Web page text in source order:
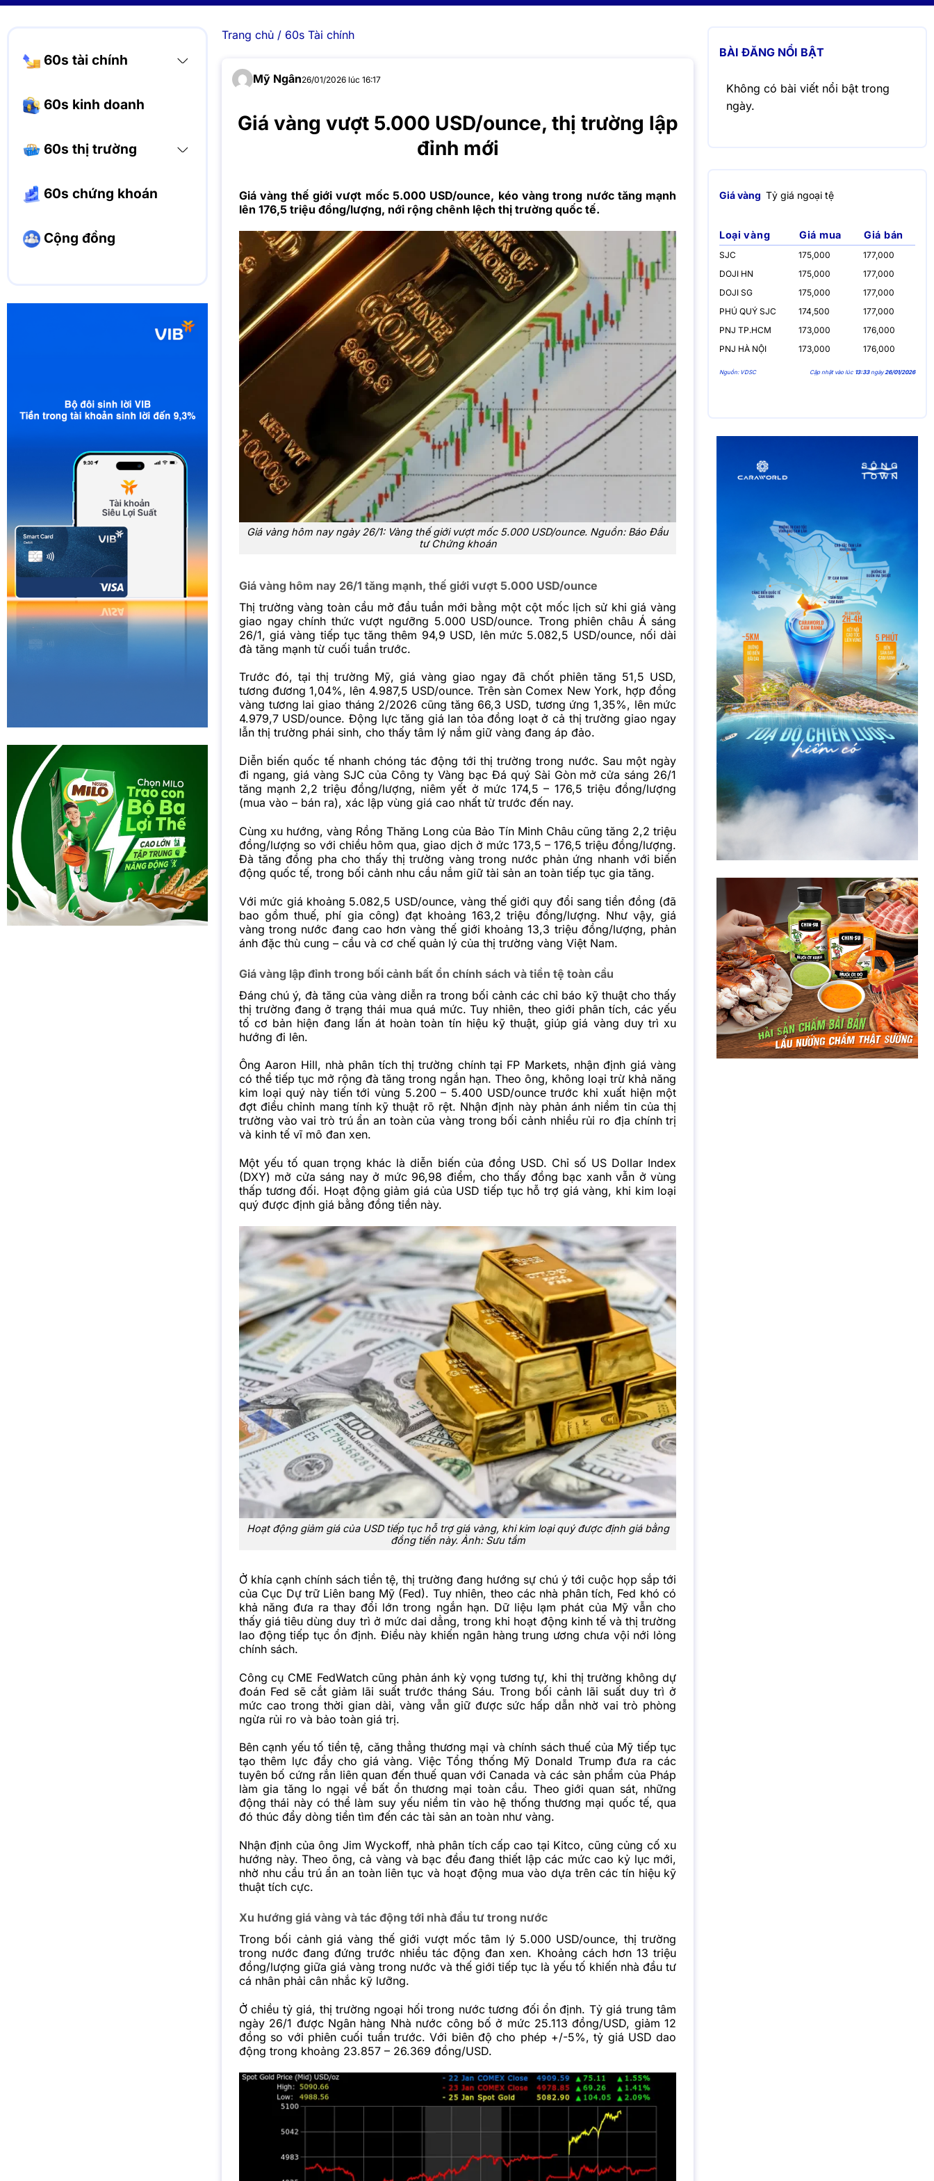
60s tài chính
60s kinh doanh
60s thị trường
60s chứng khoán
Cộng đồng
Trang chủ/ 60s Tài chính
Mỹ Ngân26/01/2026 lúc 16:17
Giá vàng vượt 5.000 USD/ounce, thị trường lập
đỉnh mới
Giá vàng thế giới vượt mốc 5.000 USD/ounce, kéo vàng trong nước tăng mạnh
lên 176,5 triệu đồng/lượng, nới rộng chênh lệch thị trường quốc tế.
Giá vàng hôm nay ngày 26/1: Vàng thế giới vượt mốc 5.000 USD/ounce. Nguồn: Báo Đầu
tư Chứng khoán
Giá vàng hôm nay 26/1 tăng mạnh, thế giới vượt 5.000 USD/ounce
Thị trường vàng toàn cầu mở đầu tuần mới bằng một cột mốc lịch sử khi giá vàng
giao ngay chính thức vượt ngưỡng 5.000 USD/ounce. Trong phiên châu Á sáng
26/1, giá vàng tiếp tục tăng thêm 94,9 USD, lên mức 5.082,5 USD/ounce, nối dài
đà tăng mạnh từ cuối tuần trước.
Trước đó, tại thị trường Mỹ, giá vàng giao ngay đã chốt phiên tăng 51,5 USD,
tương đương 1,04%, lên 4.987,5 USD/ounce. Trên sàn Comex New York, hợp đồng
vàng tương lai giao tháng 2/2026 cũng tăng 66,3 USD, tương ứng 1,35%, lên mức
4.979,7 USD/ounce. Động lực tăng giá lan tỏa đồng loạt ở cả thị trường giao ngay
lẫn thị trường phái sinh, cho thấy tâm lý nắm giữ vàng đang áp đảo.
Diễn biến quốc tế nhanh chóng tác động tới thị trường trong nước. Sau một ngày
đi ngang, giá vàng SJC của Công ty Vàng bạc Đá quý Sài Gòn mở cửa sáng 26/1
tăng mạnh 2,2 triệu đồng/lượng, niêm yết ở mức 174,5 – 176,5 triệu đồng/lượng
(mua vào – bán ra), xác lập vùng giá cao nhất từ trước đến nay.
Cùng xu hướng, vàng Rồng Thăng Long của Bảo Tín Minh Châu cũng tăng 2,2 triệu
đồng/lượng so với chiều hôm qua, giao dịch ở mức 173,5 – 176,5 triệu đồng/lượng.
Đà tăng đồng pha cho thấy thị trường vàng trong nước phản ứng nhanh với biến
động quốc tế, trong bối cảnh nhu cầu nắm giữ tài sản an toàn tiếp tục gia tăng.
Với mức giá khoảng 5.082,5 USD/ounce, vàng thế giới quy đổi sang tiền đồng (đã
bao gồm thuế, phí gia công) đạt khoảng 163,2 triệu đồng/lượng. Như vậy, giá
vàng trong nước đang cao hơn vàng thế giới khoảng 13,3 triệu đồng/lượng, phản
ánh đặc thù cung – cầu và cơ chế quản lý của thị trường vàng Việt Nam.
Giá vàng lập đỉnh trong bối cảnh bất ổn chính sách và tiền tệ toàn cầu
Đáng chú ý, đà tăng của vàng diễn ra trong bối cảnh các chỉ báo kỹ thuật cho thấy
thị trường đang ở trạng thái mua quá mức. Tuy nhiên, theo giới phân tích, các yếu
tố cơ bản hiện đang lấn át hoàn toàn tín hiệu kỹ thuật, giúp giá vàng duy trì xu
hướng đi lên.
Ông Aaron Hill, nhà phân tích thị trường chính tại FP Markets, nhận định giá vàng
có thể tiếp tục mở rộng đà tăng trong ngắn hạn. Theo ông, không loại trừ khả năng
kim loại quý này tiến tới vùng 5.200 – 5.400 USD/ounce trước khi xuất hiện một
đợt điều chỉnh mang tính kỹ thuật rõ rệt. Nhận định này phản ánh niềm tin của thị
trường vào vai trò trú ẩn an toàn của vàng trong bối cảnh nhiều rủi ro địa chính trị
và kinh tế vĩ mô đan xen.
Một yếu tố quan trọng khác là diễn biến của đồng USD. Chỉ số US Dollar Index
(DXY) mở cửa sáng nay ở mức 96,98 điểm, cho thấy đồng bạc xanh vẫn ở vùng
thấp tương đối. Hoạt động giảm giá của USD tiếp tục hỗ trợ giá vàng, khi kim loại
quý được định giá bằng đồng tiền này.
Hoạt động giảm giá của USD tiếp tục hỗ trợ giá vàng, khi kim loại quý được định giá bằng
đồng tiền này. Ảnh: Sưu tầm
Ở khía cạnh chính sách tiền tệ, thị trường đang hướng sự chú ý tới cuộc họp sắp tới
của Cục Dự trữ Liên bang Mỹ (Fed). Tuy nhiên, theo các nhà phân tích, Fed khó có
khả năng đưa ra thay đổi lớn trong ngắn hạn. Dữ liệu lạm phát của Mỹ vẫn cho
thấy giá tiêu dùng duy trì ở mức dai dẳng, trong khi hoạt động kinh tế và thị trường
lao động tiếp tục ổn định. Điều này khiến ngân hàng trung ương chưa vội nới lỏng
chính sách.
Công cụ CME FedWatch cũng phản ánh kỳ vọng tương tự, khi thị trường không dự
đoán Fed sẽ cắt giảm lãi suất trước tháng Sáu. Trong bối cảnh lãi suất duy trì ở
mức cao trong thời gian dài, vàng vẫn giữ được sức hấp dẫn nhờ vai trò phòng
ngừa rủi ro và bảo toàn giá trị.
Bên cạnh yếu tố tiền tệ, căng thẳng thương mại và chính sách thuế của Mỹ tiếp tục
tạo thêm lực đẩy cho giá vàng. Việc Tổng thống Mỹ Donald Trump đưa ra các
tuyên bố cứng rắn liên quan đến thuế quan với Canada và các sản phẩm của Pháp
làm gia tăng lo ngại về bất ổn thương mại toàn cầu. Theo giới quan sát, những
động thái này có thể làm suy yếu niềm tin vào hệ thống thương mại quốc tế, qua
đó thúc đẩy dòng tiền tìm đến các tài sản an toàn như vàng.
Nhận định của ông Jim Wyckoff, nhà phân tích cấp cao tại Kitco, cũng củng cố xu
hướng này. Theo ông, cả vàng và bạc đều đang thiết lập các mức cao kỷ lục mới,
nhờ nhu cầu trú ẩn an toàn liên tục và hoạt động mua vào dựa trên các tín hiệu kỹ
thuật tích cực.
Xu hướng giá vàng và tác động tới nhà đầu tư trong nước
Trong bối cảnh giá vàng thế giới vượt mốc tâm lý 5.000 USD/ounce, thị trường
trong nước đang đứng trước nhiều tác động đan xen. Khoảng cách hơn 13 triệu
đồng/lượng giữa giá vàng trong nước và thế giới tiếp tục là yếu tố khiến nhà đầu tư
cá nhân phải cân nhắc kỹ lưỡng.
Ở chiều tỷ giá, thị trường ngoại hối trong nước tương đối ổn định. Tỷ giá trung tâm
ngày 26/1 được Ngân hàng Nhà nước công bố ở mức 25.113 đồng/USD, giảm 12
đồng so với phiên cuối tuần trước. Với biên độ cho phép +/-5%, tỷ giá USD dao
động trong khoảng 23.857 – 26.369 đồng/USD.
BÀI ĐĂNG NỔI BẬT
Không có bài viết nổi bật trong
ngày.
Giá vàng Tỷ giá ngoại tệ
Loại vàng Giá mua Giá bán
SJC 175,000
177,000
DOJI HN
175,000
177,000
DOJI SG
175,000
177,000
PHÚ QUÝ SJC
174,500
177,000
PNJ TP.HCM
173,000
176,000
PNJ HÀ NỘI
173,000 176,000
Nguồn: VDSC Cập nhật vào lúc 13:33ngày26/01/2026